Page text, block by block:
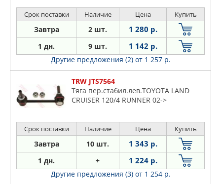
Срок поставки Наличие Цена Купить
Завтра 2 шт. 1 280 р.
1 дн. 9 шт. 1 142 р.
Другие предложения (2) от 1 257 р.
TRW JTS7564
Тяга пер.стабил.лев.TOYOTA LAND
CRUISER 120/4 RUNNER 02->
Срок поставки Наличие Цена Купить
Завтра 10 шт. 1 343 р.
1 дн. + 1 224 р.
Другие предложения (3) от 1 254 р.